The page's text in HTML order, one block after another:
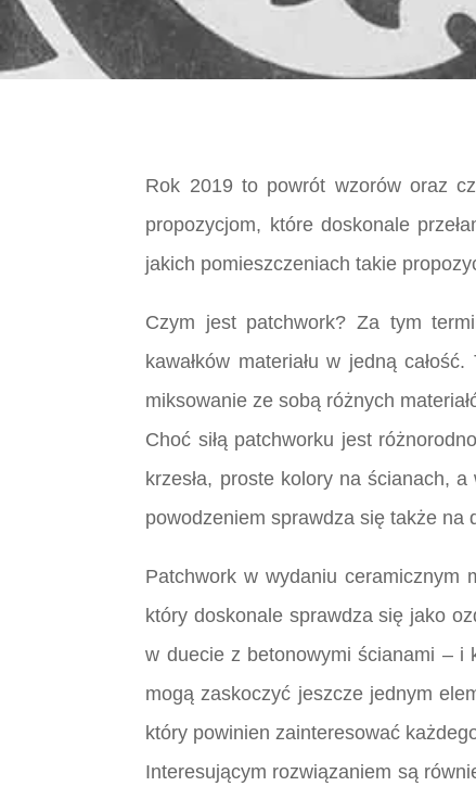
Rok 2019 to powrót wzorów oraz
propozycjom, które doskonale
jakich pomieszczeniach takie
Czym jest patchwork? Za tym
kawałków materiału w jedną
miksowanie ze sobą różnych
Choć siłą patchworku jest
krzesła, proste kolory na ścianach,
powodzeniem sprawdza się także na
Patchwork w wydaniu ceramicznym
który doskonale sprawdza się jako
w duecie z betonowymi ścianami – i
mogą zaskoczyć jeszcze jednym
który powinien zainteresować
Interesującym rozwiązaniem są